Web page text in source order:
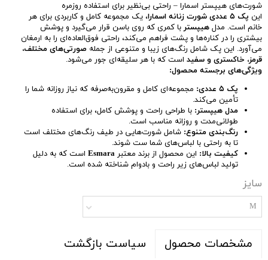
شورت‌های هیپستر اسمارا – راحتی بی‌نظیر برای استفاده روزمره
این پک ۵ عددی شورت زنانه اسمارا
، یک مجموعه کامل و کاربردی برای هر
خانم است. مدلهیپستر با کمری که روی باسن قرار می‌گیرد و پوشش
بیشتری را در کناره‌ها و پشت فراهم می‌کند، راحتی فوق‌العاده‌ای را به ارمغان
می‌آورد. این پک شامل رنگ‌های زیبا و متنوعی از جمله صورتی‌های مختلف،
قرمز، خاکستری و سفید است که با هر سلیقه‌ای جور می‌شود.
ویژگی‌های برجسته محصول:
پک ۵ عددی:
مجموعه‌ای کامل و مقرون‌به‌صرفه که نیاز روزانه شما را
تأمین می‌کند.
مدل هیپستر: با طراحی راحت و پوشش کامل، برای استفاده
طولانی‌مدت و روزانه مناسب است.
رنگ‌بندی متنوع: شامل شورت‌هایی در طیف رنگ‌های مختلف است
تا به راحتی با لباس‌های شما ست شوند.
کیفیت بالا: این محصول از برند معتبرEsmara است که به دلیل
تولید لباس‌های زیر راحت و بادوام شناخته شده است.
سایز
M
مشخصات محصول
سیاست بازگشت